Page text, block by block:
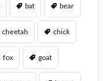
bat bear
cheetah chick
fox goat